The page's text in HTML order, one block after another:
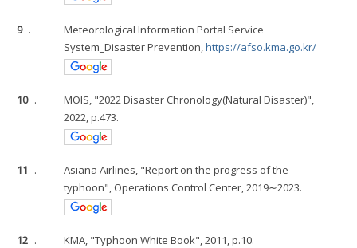
9 .
Meteorological Information Portal Service
System_Disaster Prevention,https://afso.kma.go.kr/
10 .
MOIS, "2022 Disaster Chronology(Natural Disaster)",
2022, p.473.
11 .
Asiana Airlines, "Report on the progress of the
typhoon", Operations Control Center, 2019∼2023.
12 . KMA, "Typhoon White Book", 2011, p.10.